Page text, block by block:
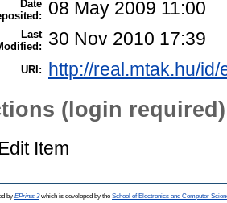
Date 08 May 2009 11:00
Last 30 Nov 2010 17:39
URI: http://real.mtak.hu/id/
(login required)
Item
by EPrints 3which is developed by the School of Electronics and Computer